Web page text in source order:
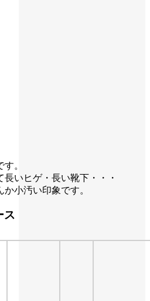
。
いヒゲ・長い靴下・・・
小汚い印象です。
ス